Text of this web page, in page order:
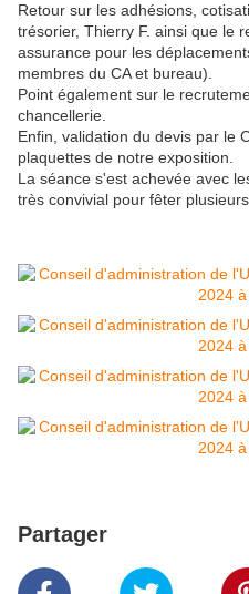
Retour sur les adhésions,
trésorier, Thierry F. ainsi que le
assurance pour les
membres du CA et bureau).
Point également sur le
chancellerie.
Enfin, validation du devis par le
plaquettes de notre exposition.
La séance s'est achevée avec
très convivial pour fêter
Partager